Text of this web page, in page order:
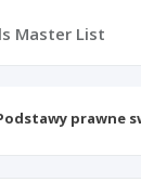
Master List
prawne